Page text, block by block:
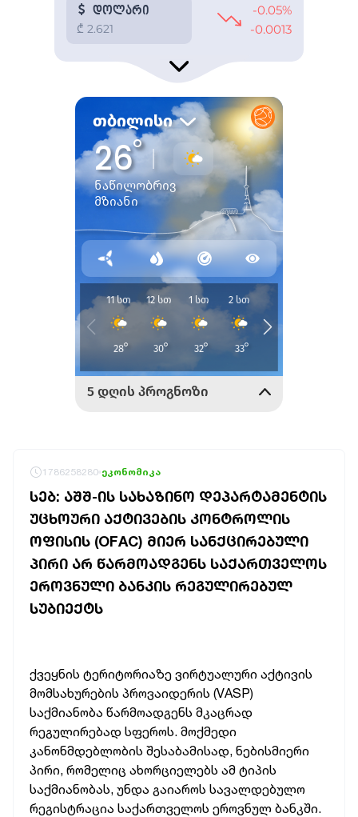
1786258280 ეკონომიკა
ᲡᲔᲑ: ᲐᲨᲨ-ᲘᲡ ᲡᲐᲮᲐᲖᲘᲜᲝ ᲓᲔᲞᲐᲠᲢᲐᲛᲔᲜᲢᲘᲡ
ᲣᲪᲮᲝᲣᲠᲘ ᲐᲥᲢᲘᲕᲔᲑᲘᲡ ᲙᲝᲜᲢᲠᲝᲚᲘᲡ
ᲝᲤᲘᲡᲘᲡ (OFAC) ᲛᲘᲔᲠ ᲡᲐᲜᲥᲪᲘᲠᲔᲑᲣᲚᲘ
ᲞᲘᲠᲘ ᲐᲠ ᲬᲐᲠᲛᲝᲐᲓᲒᲔᲜᲡ ᲡᲐᲥᲐᲠᲗᲕᲔᲚᲝᲡ
ᲔᲠᲝᲕᲜᲣᲚᲘ ᲑᲐᲜᲙᲘᲡ ᲠᲔᲒᲣᲚᲘᲠᲔᲑᲣᲚ
ᲡᲣᲑᲘᲔᲥᲢᲡ
ქვეყნის ტერიტორიაზე ვირტუალური აქტივის
მომსახურების პროვაიდერის (VASP)
საქმიანობა წარმოადგენს მკაცრად
რეგულირებად სფეროს. მოქმედი
კანონმდებლობის შესაბამისად, ნებისმიერი
პირი, რომელიც ახორციელებს ამ ტიპის
საქმიანობას, უნდა გაიაროს სავალდებულო
რეგისტრაცია საქართველოს ეროვნულ ბანკში.